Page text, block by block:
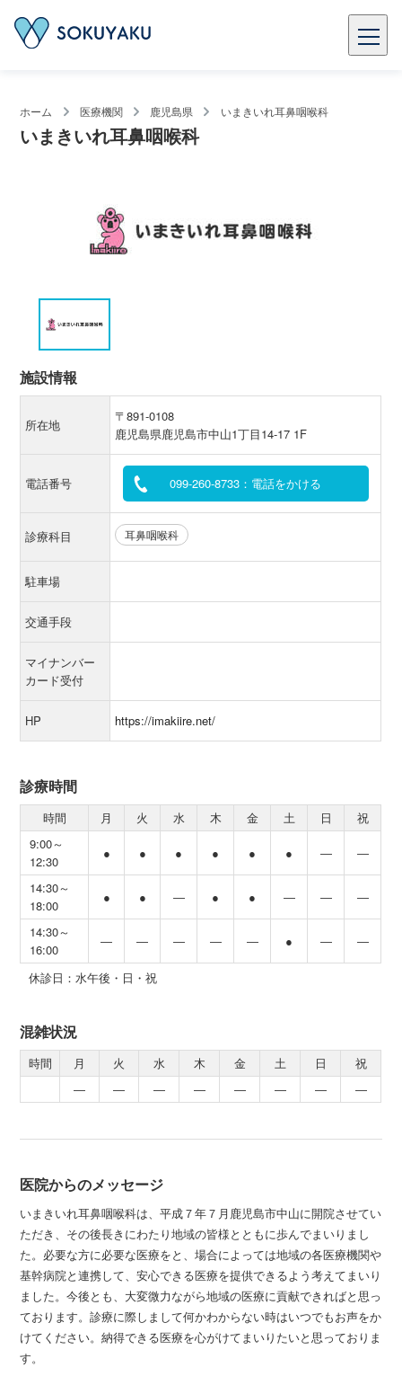
ホーム 医療機関 鹿児島県 いまきいれ耳鼻咽喉科
いまきいれ耳鼻咽喉科
施設情報
所在地
〒891-0108
鹿児島県鹿児島市中山1丁目14-17 1F
電話番号 099-260-8733：電話をかける
診療科目 耳鼻咽喉科
駐車場
交通手段
マイナンバー
カード受付
HP https://imakiire.net/
診療時間
時間 月 火 水 木 金 土 日
祝
9:00～
12:30
● ● ● ● ● ● ― ―
14:30～
18:00
● ● ― ● ● ― ― ―
14:30～
16:00
― ― ― ― ― ● ― ―
休診日：水午後・日・祝
混雑状況
時間 月 火 水 木 金 土 日
祝
―
― ― ― ― ― ― ―
医院からのメッセージ
いまきいれ耳鼻咽喉科は、平成７年７月鹿児島市中山に開院させてい
ただき、その後長きにわたり地域の皆様とともに歩んでまいりまし
た。必要な方に必要な医療をと、場合によっては地域の各医療機関や
基幹病院と連携して、安心できる医療を提供できるよう考えてまいり
ました。今後とも、大変微力ながら地域の医療に貢献できればと思っ
ております。診療に際しまして何かわからない時はいつでもお声をか
けてください。納得できる医療を心がけてまいりたいと思っておりま
す。